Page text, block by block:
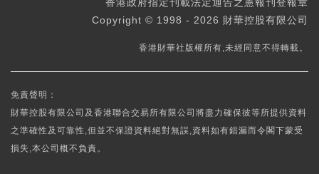
香港政府指定刊載法定通告之憲報刊登報章
Copyright © 1998 - 2026 財華控股有限公司
香港財華社版權所有,未經同意不得轉載。
免責聲明：
財華控股有限公司及香港聯合交易所有限公司將盡力確保彼等所提供資料
之準確性及可靠性,但並不保證資料絕對無誤,資料如有錯漏而令閣下蒙受
損失,本公司概不負責。